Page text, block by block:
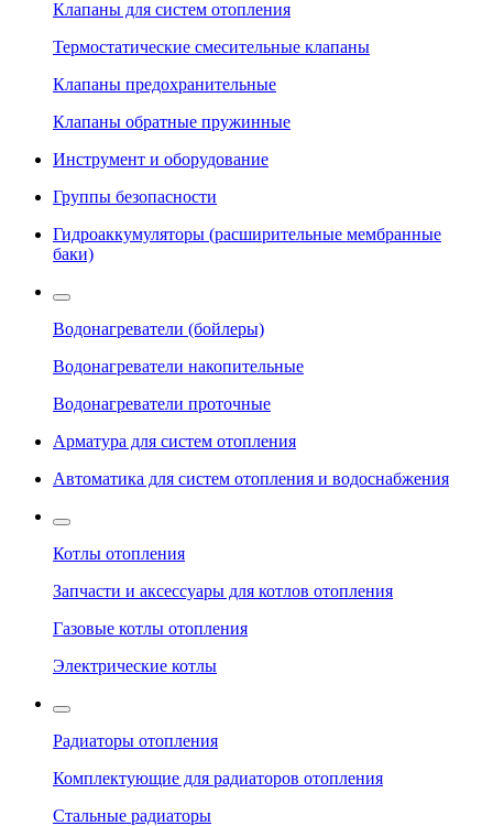
Клапаны для систем отопления
Термостатические смесительные клапаны
Клапаны предохранительные
Клапаны обратные пружинные
Инструмент и оборудование
Группы безопасности
Гидроаккумуляторы (расширительные мембранные
баки)
Водонагреватели (бойлеры)
Водонагреватели накопительные
Водонагреватели проточные
Арматура для систем отопления
Автоматика для систем отопления и водоснабжения
Котлы отопления
Запчасти и аксессуары для котлов отопления
Газовые котлы отопления
Электрические котлы
Радиаторы отопления
Комплектующие для радиаторов отопления
Стальные радиаторы